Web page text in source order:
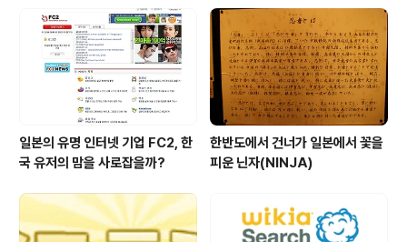
기존의 MP3 업체들은 참 가소롭다는 표정으로 그런 제품
으로 장사가 되겠니 하며 애플도 이젠 갈 때까지 갔구나 하
고 콧방귀를 뀌었지만, 참신한 디자인의 하드와 사용하기
쉬운 소프트의 만남은 모두의 예상을 깨고..
일본의 유명 인터넷 기업 FC2, 한
국 유저의 맘을 사로잡을까?
한반도에서 건너가 일본에서 꽃을
피운 닌자(NINJA)